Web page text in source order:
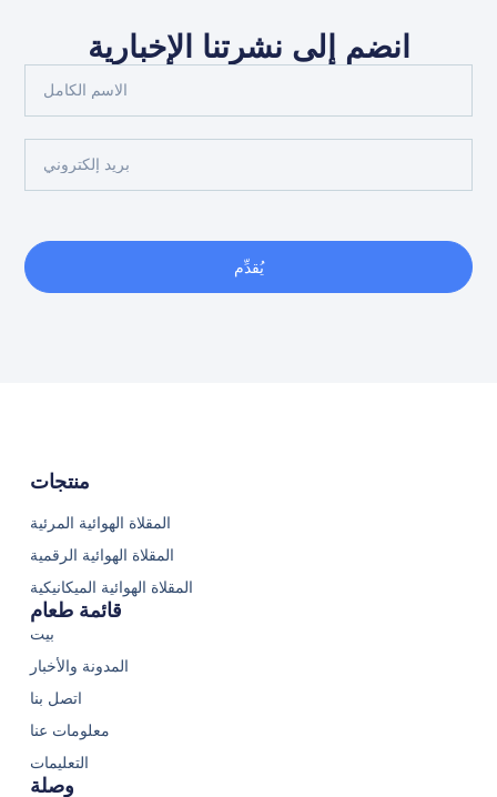
انضم إلى نشرتنا الإخبارية
يُقدِّم
منتجات
المقلاة الهوائية المرئية
المقلاة الهوائية الرقمية
المقلاة الهوائية الميكانيكية
قائمة طعام
بيت
المدونة والأخبار
اتصل بنا
معلومات عنا
التعليمات
وصلة